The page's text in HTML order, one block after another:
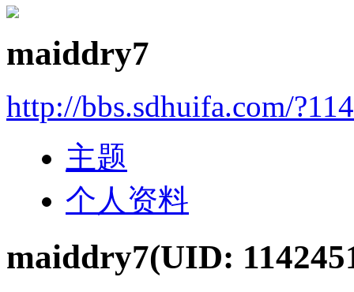
maiddry7
http://bbs.sdhuifa.com/
主题
个人资料
maiddry7(UID: